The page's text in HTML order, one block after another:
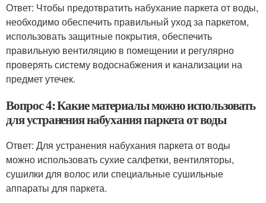
Ответ: Чтобы предотвратить набухание паркета от воды,
необходимо обеспечить правильный уход за паркетом,
использовать защитные покрытия, обеспечить
правильную вентиляцию в помещении и регулярно
проверять систему водоснабжения и канализации на
предмет утечек.
Вопрос 4: Какие материалы можно использовать
для устранения набухания паркета от воды
Ответ: Для устранения набухания паркета от воды
можно использовать сухие салфетки, вентиляторы,
сушилки для волос или специальные сушильные
аппараты для паркета.